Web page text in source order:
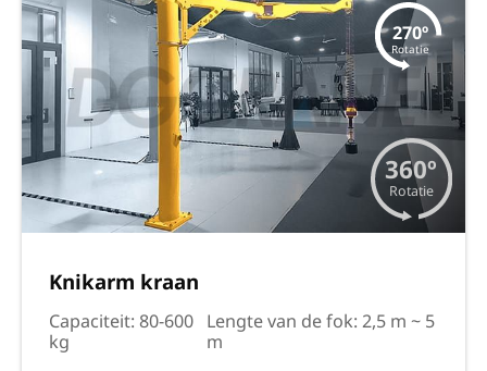
270º
Rotatie
360º
Rotatie
Knikarm kraan
Capaciteit: 80-600
kg
Lengte van de fok: 2,5 m ~ 5
m